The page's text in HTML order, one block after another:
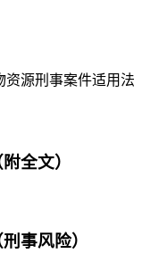
全文）
事风险）